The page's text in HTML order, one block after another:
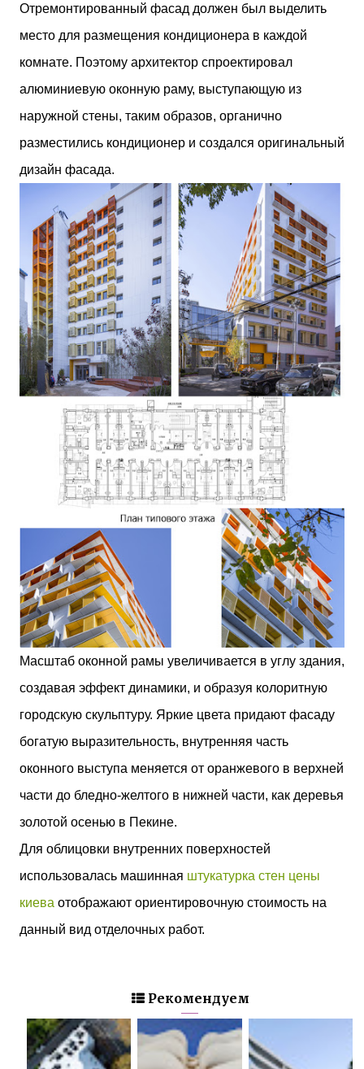
Отремонтированный фасад должен был выделить
место для размещения кондиционера в каждой
комнате. Поэтому архитектор спроектировал
алюминиевую оконную раму, выступающую из
наружной стены, таким образов, органично
разместились кондиционер и создался оригинальный
дизайн фасада.
Масштаб оконной рамы увеличивается в углу здания,
создавая эффект динамики, и образуя колоритную
городскую скульптуру. Яркие цвета придают фасаду
богатую выразительность, внутренняя часть
оконного выступа меняется от оранжевого в верхней
части до бледно-желтого в нижней части, как деревья
золотой осенью в Пекине.
Для облицовки внутренних поверхностей
использовалась машинная штукатурка стен цены
киева отображают ориентировочную стоимость на
данный вид отделочных работ.
Рекомендуем